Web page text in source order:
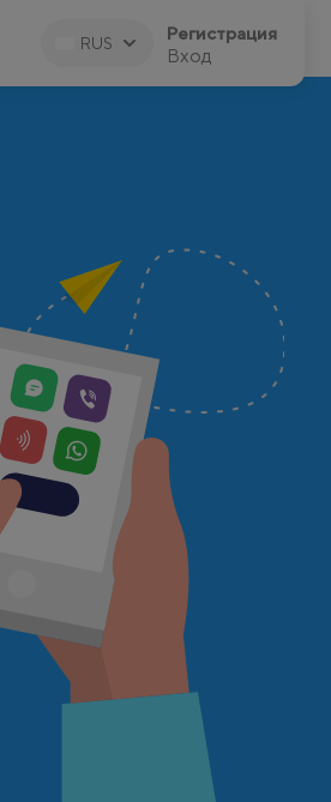
RUS Регистрация
Вход